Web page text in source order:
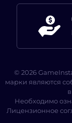
© 2026
марки являются
Необходимо
Лицензионное